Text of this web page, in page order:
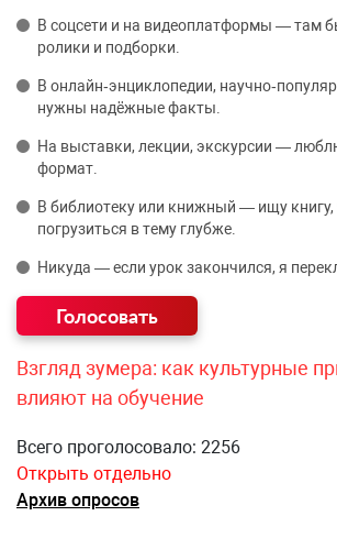
В соцсети и на видеоплатформы — там
ролики и подборки.
В онлайн‑энциклопедии,
нужны надёжные факты.
На выставки, лекции, экскурсии —
формат.
В библиотеку или книжный — ищу
погрузиться в тему глубже.
Никуда — если урок закончился, я
Взгляд зумера: как культурные
влияют на обучение
Всего проголосовало: 2256
Открыть отдельно
Архив опросов